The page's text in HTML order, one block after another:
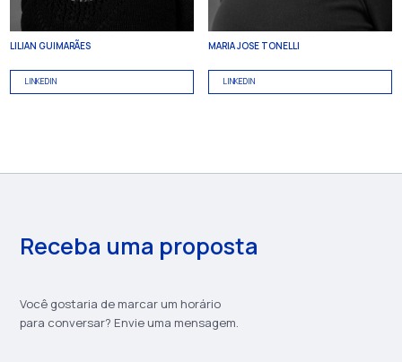
LILIAN GUIMARÃES
LINKEDIN
MARIA JOSE TONELLI
LINKEDIN
Receba uma proposta
Você gostaria de marcar um horário
para conversar? Envie uma mensagem.